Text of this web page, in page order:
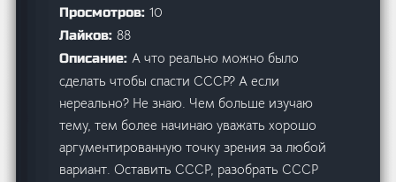
Просмотров:10
Лайков:88
Описание:А что реально можно было
сделать чтобы спасти СССР? А если
нереально? Не знаю. Чем больше изучаю
тему, тем более начинаю уважать хорошо
аргументированную точку зрения за любой
вариант. Оставить СССР, разобрать СССР